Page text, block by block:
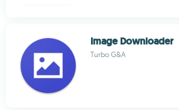
Image Downloader
Turbo G&A